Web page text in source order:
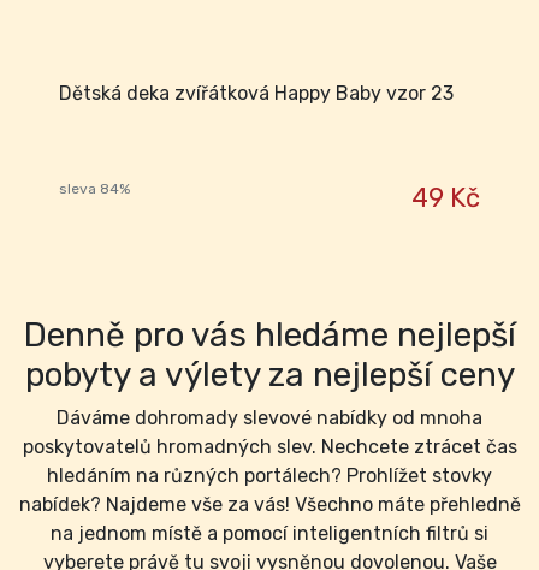
Dětská deka zvířátková Happy Baby vzor 23
sleva 84% 49 Kč
Denně pro vás hledáme nejlepší
pobyty a výlety za nejlepší ceny
Dáváme dohromady slevové nabídky od mnoha
poskytovatelů hromadných slev. Nechcete ztrácet čas
hledáním na různých portálech? Prohlížet stovky
nabídek? Najdeme vše za vás! Všechno máte přehledně
na jednom místě a pomocí inteligentních filtrů si
vyberete právě tu svoji vysněnou dovolenou. Vaše